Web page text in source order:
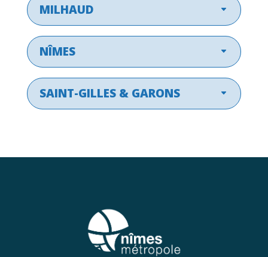
MILHAUD
NÎMES
SAINT-GILLES & GARONS